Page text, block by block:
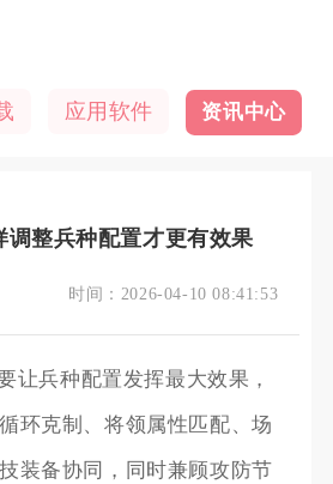
应用软件 资讯中心
调整兵种配置才更有效果
时间： 2026-04-10 08:41:53
让兵种配置发挥最大效果，
环克制、将领属性匹配、场
装备协同，同时兼顾攻防节